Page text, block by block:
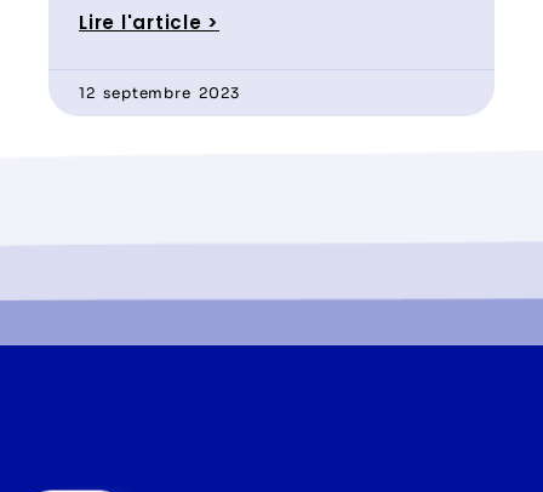
Lire l'article >
12 septembre 2023